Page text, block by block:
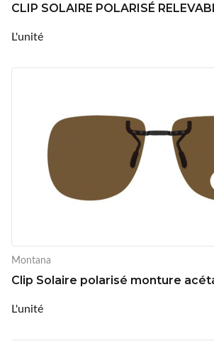
CLIP SOLAIRE POLARISÉ
L'unité
Montana
Clip Solaire polarisé monture
L'unité